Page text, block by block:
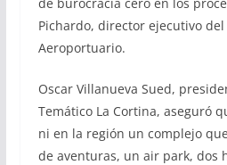
Pichardo, director ejecutivo
Aeroportuario.
Oscar Villanueva Sued,
Temático La Cortina, aseguró
ni en la región un complejo
de aventuras, un air park, dos